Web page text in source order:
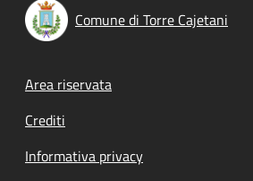
Comune di Torre Cajetani
Footer menu
Area riservata
Crediti
Informativa privacy